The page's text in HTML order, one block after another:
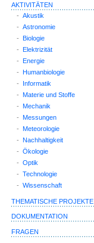
AKTIVITÄTEN
- Akustik
- Astronomie
- Biologie
- Elektrizität
- Energie
- Humanbiologie
-
Informatik
- Materie und Stoffe
- Mechanik
- Messungen
- Meteorologie
- Nachhaltigkeit
- Ökologie
- Optik
- Technologie
- Wissenschaft
THEMATISCHE PROJEKTE
DOKUMENTATION
FRAGEN